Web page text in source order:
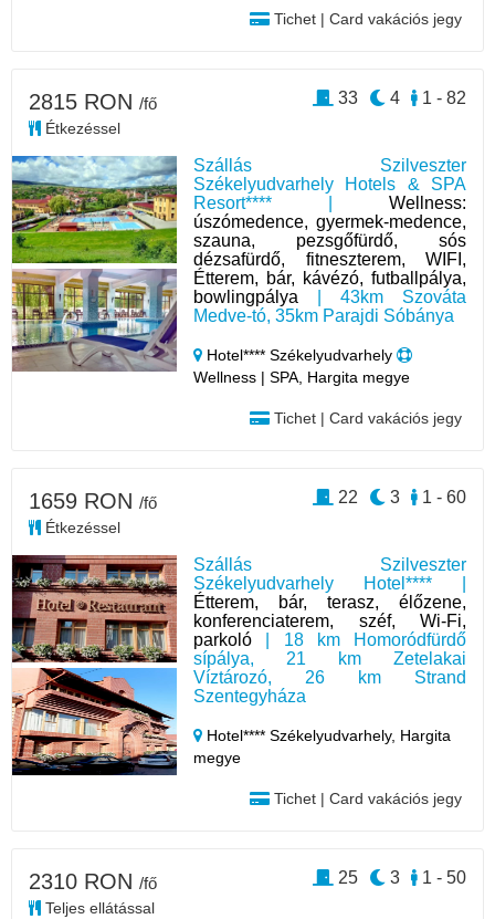
Tichet | Card vakációs jegy
Szállás Szilveszter
Székelyudvarhely Hotels & SPA
Resort**** | Wellness:
úszómedence, gyermek-medence,
szauna, pezsgőfürdő, sós
dézsafürdő, fitneszterem, WIFI,
Étterem, bár, kávézó, futballpálya,
bowlingpálya | 43km Szováta
Medve-tó, 35km Parajdi Sóbánya
Hotel**** Székelyudvarhely
Wellness | SPA, Hargita megye
Tichet | Card vakációs jegy
2815 RON /fő
Étkezéssel
1 - 82
4
33
Szállás Szilveszter
Székelyudvarhely Hotel**** |
Étterem, bár, terasz, élőzene,
konferenciaterem, széf, Wi-Fi,
parkoló | 18 km Homoródfürdő
sípálya, 21 km Zetelakai
Víztározó, 26 km Strand
Szentegyháza
Hotel**** Székelyudvarhely, Hargita
megye
Tichet | Card vakációs jegy
1659 RON /fő
Étkezéssel
1 - 60
3
22
2310 RON /fő
Teljes ellátással
1 - 50
3
25